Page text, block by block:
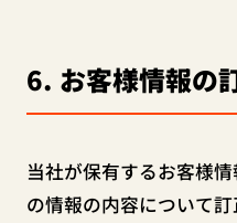
6 お客様情報の
当社が保有するお客様
の情報の内容について